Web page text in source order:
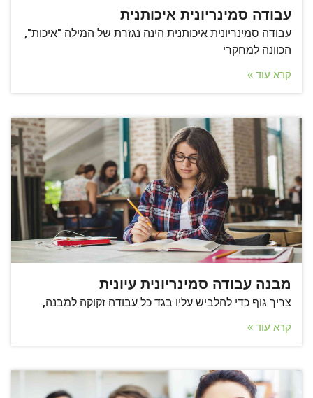
עבודה סמינריונית איכותנית
עבודה סמינריונית איכותנית הינה נגזרת של המילה "איכות",
הכוונה למחקרי
קרא עוד »
מבנה עבודה סמינריונית עיונית
צריך גוף כדי להלביש עליו בגד כל עבודה זקוקה למבנה,
קרא עוד »